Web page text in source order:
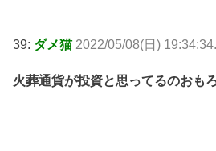
39: ダメ猫 2022/05/08(日)
火葬通貨が投資と思ってるのおも